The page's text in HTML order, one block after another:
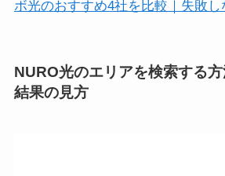
ボ光のおすすめ4社を比較｜失敗
NURO光のエリアを検索する
結果の見方